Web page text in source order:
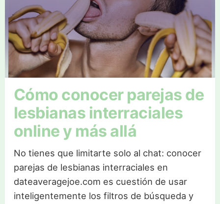
Cómo conocer parejas de
lesbianas interraciales
online y más allá
No tienes que limitarte solo al chat: conocer
parejas de lesbianas interraciales en
dateaveragejoe.com es cuestión de usar
inteligentemente los filtros de búsqueda y